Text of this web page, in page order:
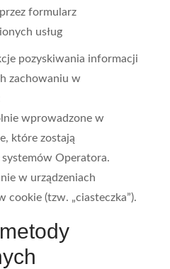
formularz
usług
pozyskiwania informacji
zachowaniu w
wprowadzone w
które zostają
Operatora.
w urządzeniach
cookie (tzw. „ciasteczka”).